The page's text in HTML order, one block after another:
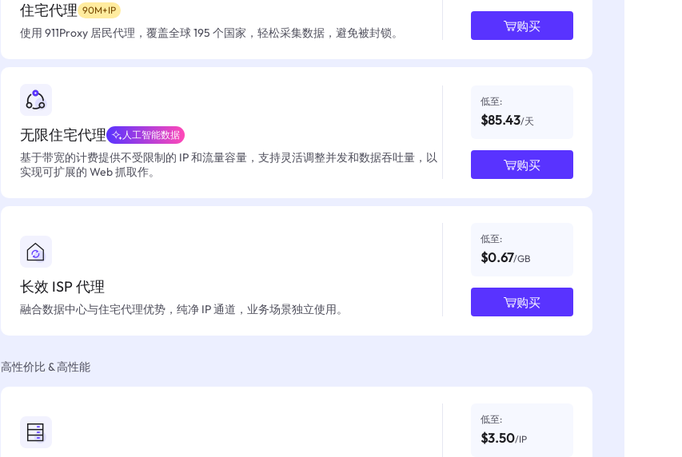
住宅代理 90M+IP
使用 911Proxy 居民代理，覆盖全球 195 个国家，轻松采集数据，避免被封锁。 购买
无限住宅代理 人工智能数据
基于带宽的计费提供不受限制的 IP 和流量容量，支持灵活调整并发和数据吞吐量，以
实现可扩展的 Web 抓取作。
低至:
$85.43/天
购买
长效 ISP 代理
融合数据中心与住宅代理优势，纯净 IP 通道，业务场景独立使用。
低至:
$0.67/GB
购买
高性价比 & 高性能
低至:
$3.50/IP